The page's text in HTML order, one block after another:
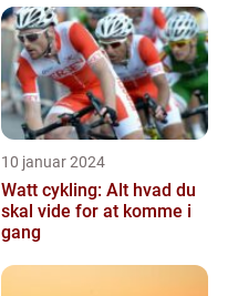
10 januar 2024
Watt cykling: Alt hvad du
skal vide for at komme i
gang